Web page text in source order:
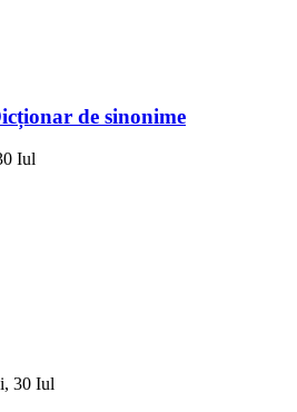
de sinonime
Iul
30 Iul